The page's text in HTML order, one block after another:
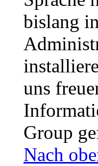
bislang
uns
Group
Nach